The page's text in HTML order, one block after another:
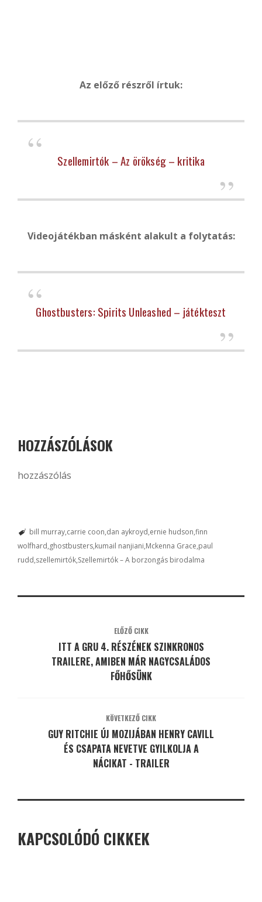
Az előző részről írtuk:
Szellemirtók – Az örökség – kritika
Videojátékban másként alakult a folytatás:
Ghostbusters: Spirits Unleashed – játékteszt
HOZZÁSZÓLÁSOK
hozzászólás
bill murray carrie coon dan aykroyd ernie hudson finn
wolfhard ghostbusters kumail nanjiani Mckenna Grace paul
rudd szellemirtók Szellemirtók – A borzongás birodalma
ELŐZŐ CIKK
ITT A GRU 4. RÉSZÉNEK SZINKRONOS
TRAILERE, AMIBEN MÁR NAGYCSALÁDOS
FŐHŐSÜNK
KÖVETKEZŐ CIKK
GUY RITCHIE ÚJ MOZIJÁBAN HENRY CAVILL
ÉS CSAPATA NEVETVE GYILKOLJA A
NÁCIKAT - TRAILER
KAPCSOLÓDÓ CIKKEK